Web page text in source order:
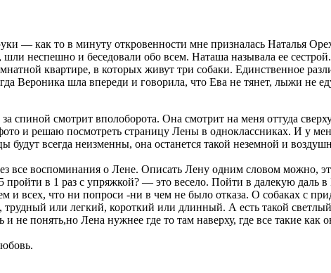
— как то в минуту откровенности мне призналась Наталья
неспешно и беседовали обо всем. Наташа называла ее
квартире, в которых живут три собаки. Единственное
Вероника шла впереди и говорила, что Ева не тянет, лыжи не
смотрит вполоборота. Она смотрит на меня оттуда
и решаю посмотреть страницу Лены в одноклассниках. И у
всегда неизменны, она останется такой неземной и
все воспоминания о Лене. Описать Лену одним словом можно,
в 1 раз с упряжкой? — это весело. Пойти в далекую даль
и всех, что ни попроси -ни в чем не было отказа. О собаках с
или легкий, короткий или длинный. А есть такой
понять,но Лена нужнее где то там наверху, где все такие